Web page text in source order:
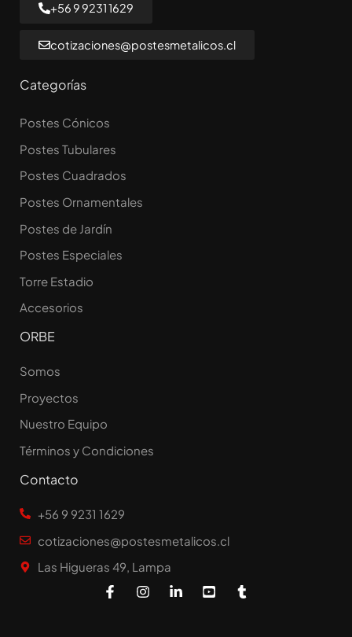
+56 9 9231 1629
cotizaciones@postesmetalicos.cl
Categorías
Postes Cónicos
Postes Tubulares
Postes Cuadrados
Postes Ornamentales
Postes de Jardín
Postes Especiales
Torre Estadio
Accesorios
ORBE
Somos
Proyectos
Nuestro Equipo
Términos y Condiciones
Contacto
+56 9 9231 1629
cotizaciones@postesmetalicos.cl
Las Higueras 49, Lampa
a n i o u